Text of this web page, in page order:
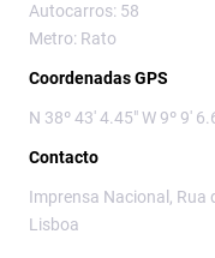
Autocarros: 58
Metro: Rato
Coordenadas GPS
N 38º 43' 4.45" W 9º 9'
Contacto
Imprensa Nacional, Rua
Lisboa